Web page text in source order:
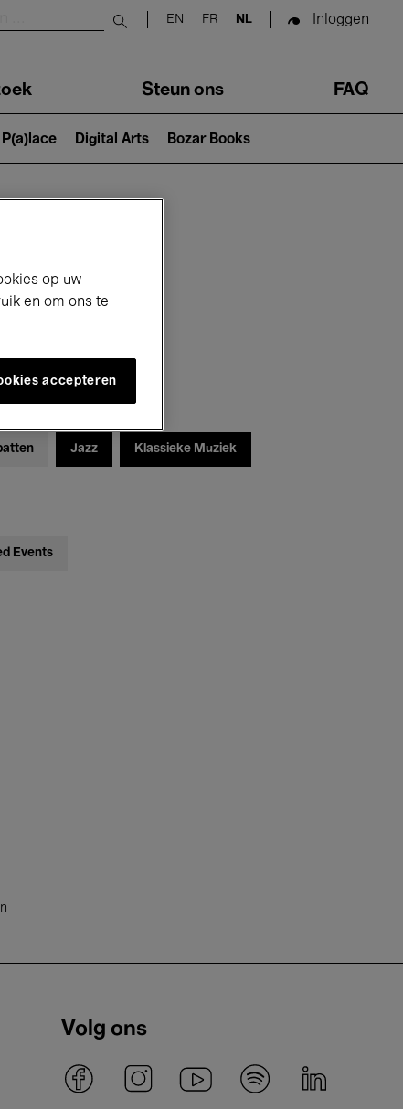
Submit search
EN FR NL Inloggen
Steun ons FAQ
Digital Arts Bozar Books
Jazz Klassieke Muziek
Events
Volg ons
op uw
en om ons te
accepteren